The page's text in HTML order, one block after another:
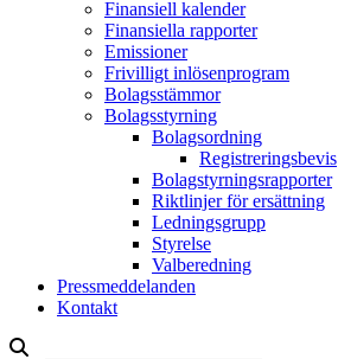
Finansiell kalender
Finansiella rapporter
Emissioner
Frivilligt inlösenprogram
Bolagsstämmor
Bolagsstyrning
Bolagsordning
Registreringsbevis
Bolagstyrningsrapporter
Riktlinjer för ersättning
Ledningsgrupp
Styrelse
Valberedning
Pressmeddelanden
Kontakt